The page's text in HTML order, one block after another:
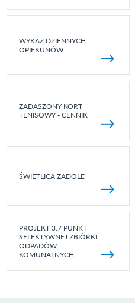
WYKAZ DZIENNYCH
OPIEKUNÓW
ZADASZONY KORT
TENISOWY - CENNIK
ŚWIETLICA ZADOLE
PROJEKT 3.7 PUNKT
SELEKTYWNEJ ZBIÓRKI
ODPADÓW
KOMUNALNYCH